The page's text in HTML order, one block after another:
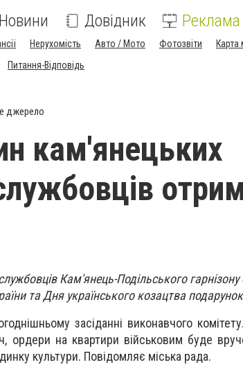
Новини Довідник Реклама
Нерухомість Авто / Мото Фотозвіти Карта
Питання-Відповідь
джерело
кам'янецьких
Кам'янець-Подільського
та Дня українського козацтва
засіданні виконавчого
ордери на квартири військовим буде
культури. Повідомляє міська рада.